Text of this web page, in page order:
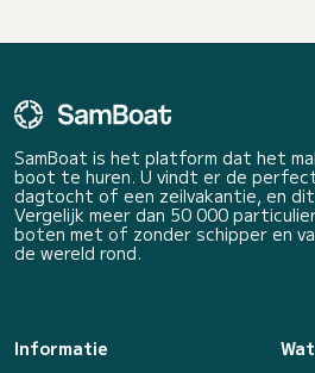
SamBoat is het platform dat het
boot te huren. U vindt er de
dagtocht of een zeilvakantie, en
Vergelijk meer dan 50 000
boten met of zonder schipper en
de wereld rond.
Informatie